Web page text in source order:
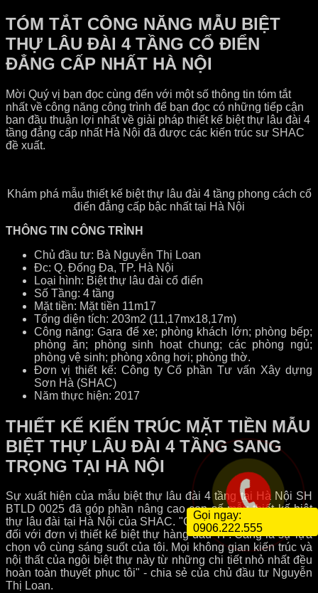
TÓM TẮT CÔNG NĂNG MẪU BIỆT
THỰ LÂU ĐÀI 4 TẦNG CỔ ĐIỂN
ĐẲNG CẤP NHẤT HÀ NỘI
Mời Quý vị bạn đọc cùng đến với một số thông tin tóm tắt
nhất về công năng công trình để bạn đọc có những tiếp cận
ban đầu thuận lợi nhất về giải pháp thiết kế biệt thự lâu đài 4
tầng đẳng cấp nhất Hà Nội đã được các kiến trúc sư SHAC
đề xuất.
Khám phá mẫu thiết kế biệt thự lâu đài 4 tầng phong cách cổ
điển đẳng cấp bậc nhất tại Hà Nội
THÔNG TIN CÔNG TRÌNH
Chủ đầu tư: Bà Nguyễn Thị Loan
Đc: Q. Đống Đa, TP. Hà Nội
Loại hình: Biệt thự lâu đài cổ điển
Số Tầng: 4 tầng
Mặt tiền: Mặt tiền 11m17
Tổng diện tích: 203m2 (11,17mx18,17m)
Công năng: Gara để xe; phòng khách lớn; phòng bếp;
phòng ăn; phòng sinh hoạt chung; các phòng ngủ;
phòng vệ sinh; phòng xông hơi; phòng thờ.
Đơn vị thiết kế: Công ty Cổ phần Tư vấn Xây dựng
Sơn Hà (SHAC)
Năm thực hiện: 2017
THIẾT KẾ KIẾN TRÚC MẶT TIỀN MẪU
BIỆT THỰ LÂU ĐÀI 4 TẦNG SANG
TRỌNG TẠI HÀ NỘI
Sự xuất hiện của mẫu biệt thự lâu đài 4 tầng tại Hà Nội SH
BTLD 0025 đã góp phần nâng cao con số mẫu thiết kế biệt
thự lâu đài tại Hà Nội của SHAC. "Giành chọn niềm tin tuyệt
đối với đơn vị thiết kế biệt thự hàng đầu TP. Cảng là sự lựa
chọn vô cùng sáng suốt của tôi. Mọi không gian kiến trúc và
nội thất của ngôi biệt thự này từ những chi tiết nhỏ nhất đều
hoàn toàn thuyết phục tôi" - chia sẻ của chủ đầu tư Nguyễn
Thị Loan.
Gọi ngay:
0906.222.555